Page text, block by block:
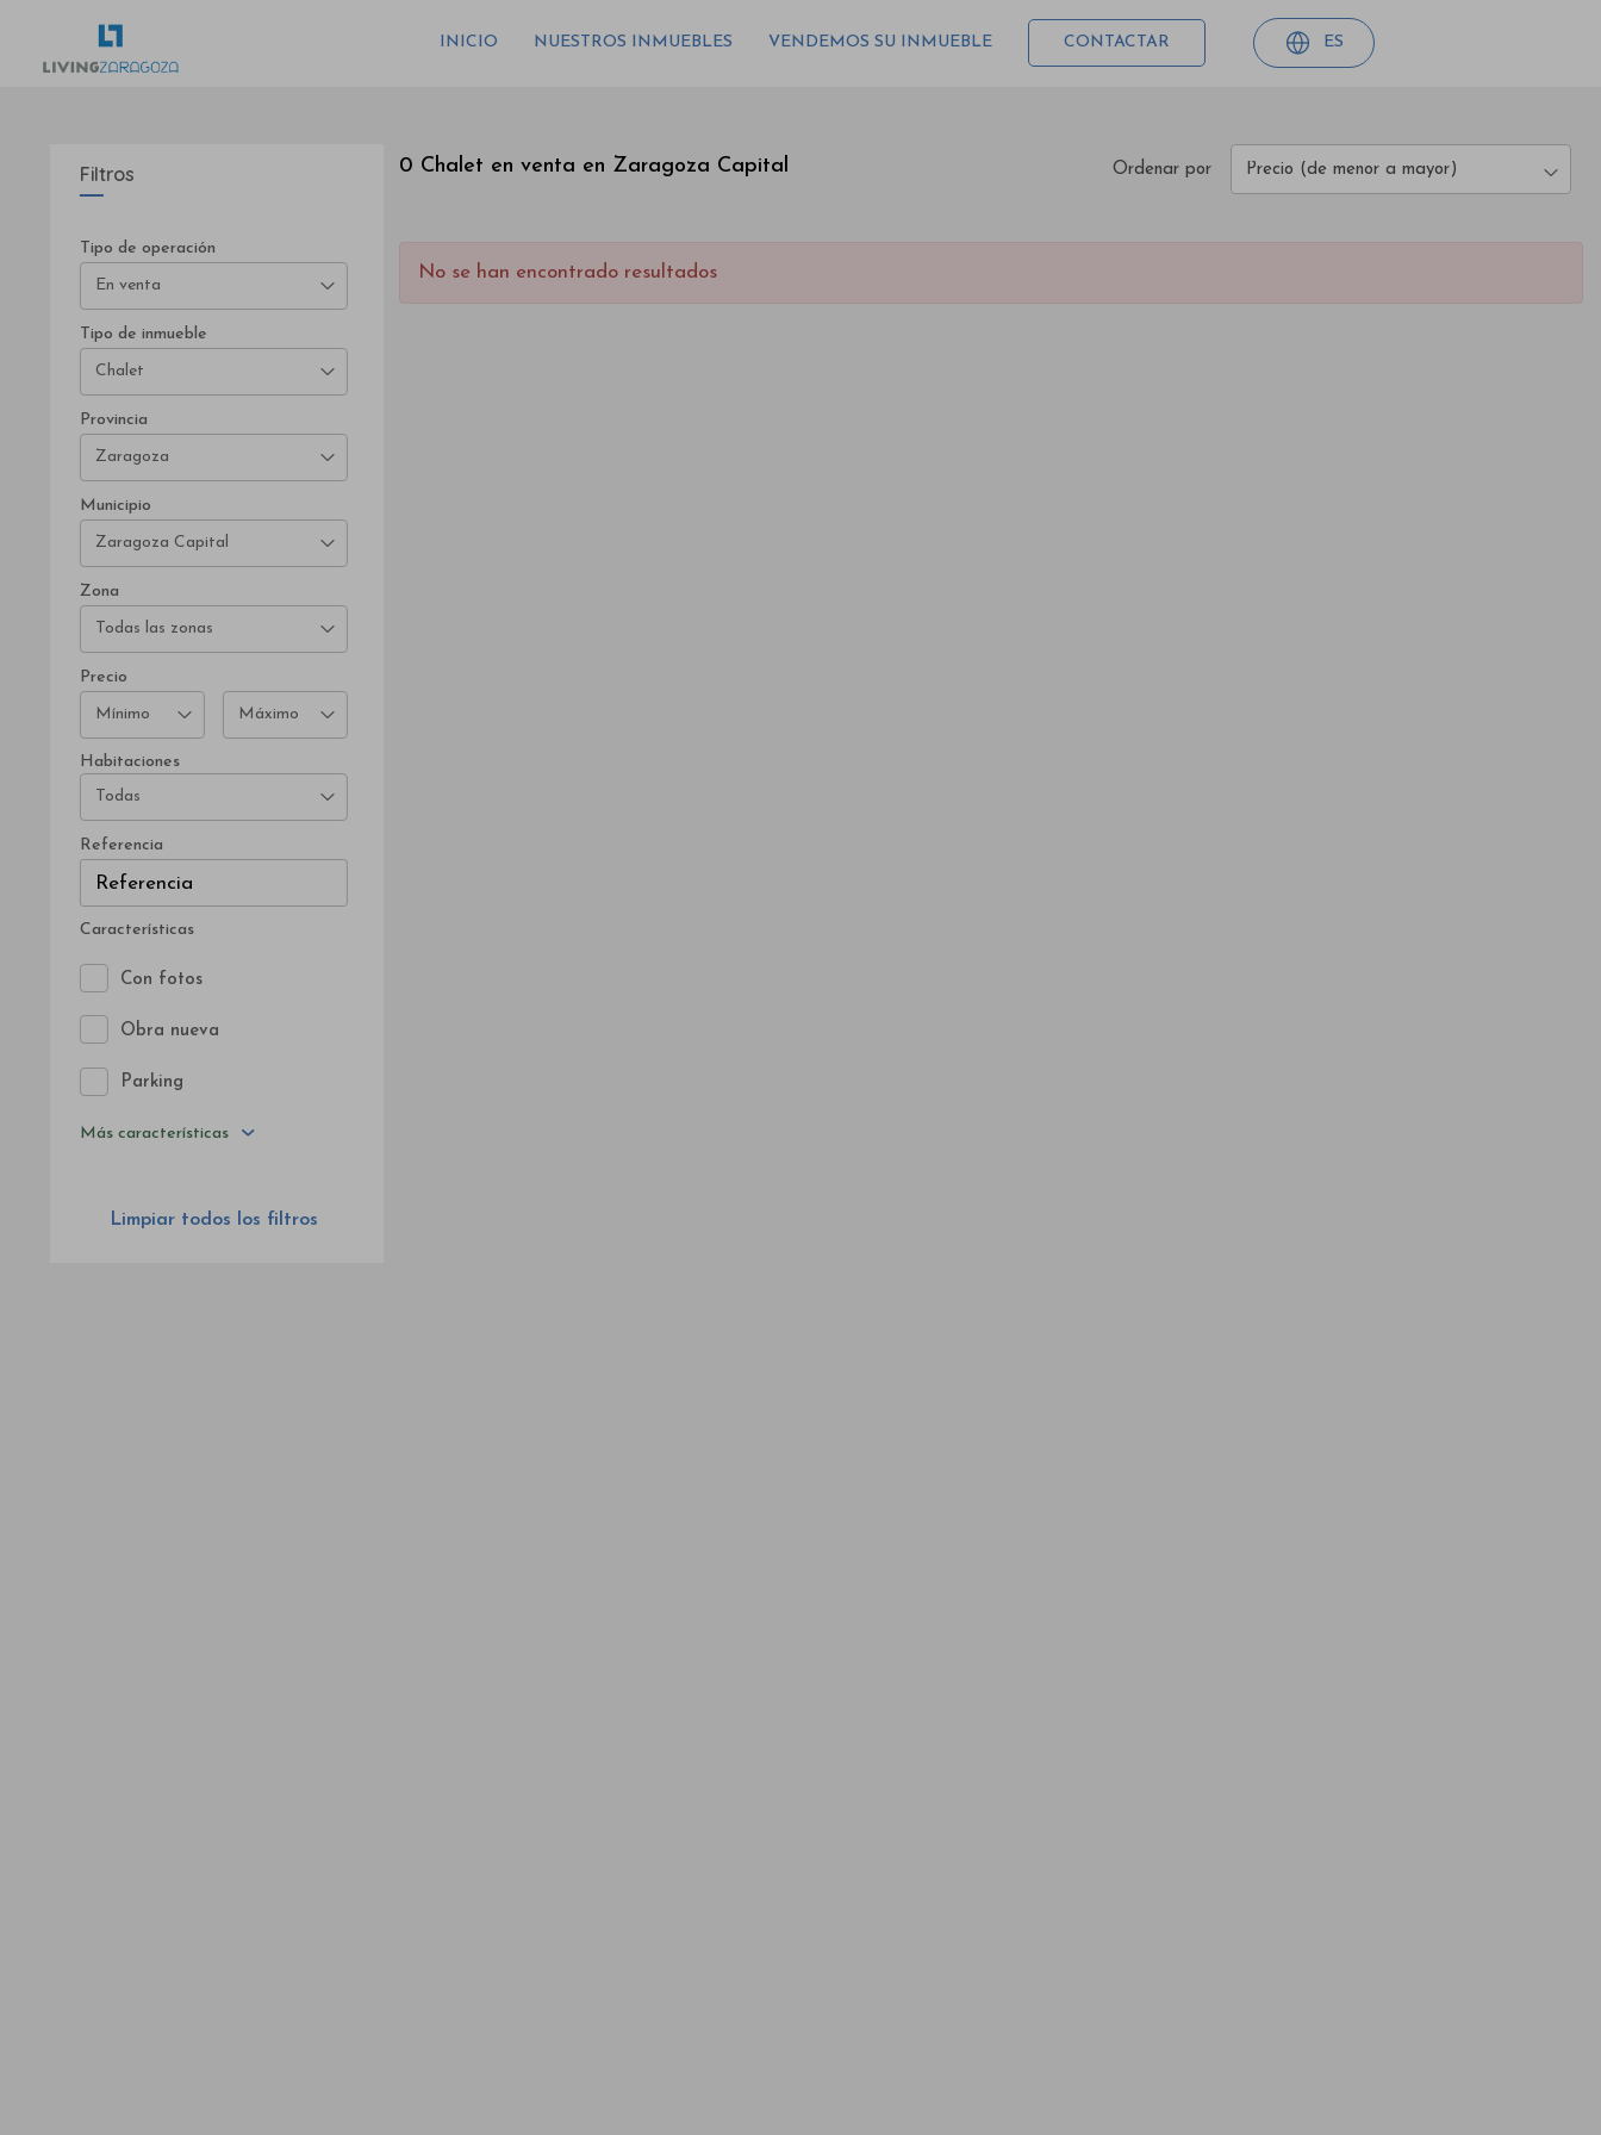
INICIO NUESTROS INMUEBLES VENDEMOS SU INMUEBLE CONTACTAR ES
Filtros
Tipo de operación
En venta
Tipo de inmueble
Chalet
Provincia
Zaragoza
Municipio
Zaragoza Capital
Zona
Todas las zonas
Precio
Mínimo Máximo
Habitaciones
Todas
Referencia
Características
Con fotos
Obra nueva
Parking
Más características
Limpiar todos los filtros
0 Chalet en venta en Zaragoza Capital Ordenar por Precio (de menor a mayor)
No se han encontrado resultados